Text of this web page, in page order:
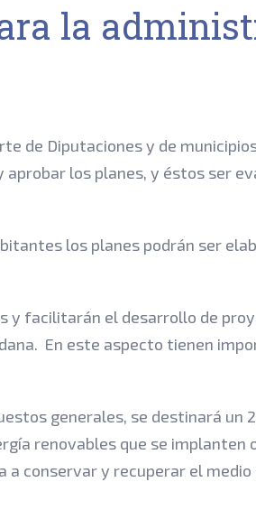
la
de Diputaciones y de
los planes, y éstos ser
los planes podrán ser
y facilitarán el desarrollo de
En este aspecto tienen
generales, se destinará un
renovables que se
a conservar y recuperar el